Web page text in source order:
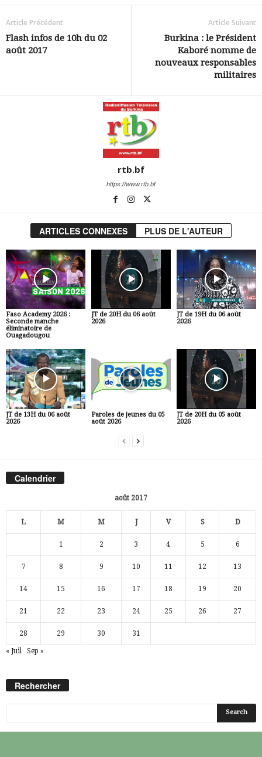
Article Précédent
Flash infos de 10h du 02
août 2017
Article Suivant
Burkina : le Président
Kaboré nomme de
nouveaux responsables
militaires
rtb.bf
https://www.rtb.bf
ARTICLES CONNEXES PLUS DE L'AUTEUR
Faso Academy 2026 :
Seconde manche
éliminatoire de
Ouagadougou
JT de 20H du 06 août
2026
JT de 19H du 06 août
2026
JT de 13H du 06 août
2026
Paroles de jeunes du 05
août 2026
JT de 20H du 05 août
2026
Calendrier
août 2017
L M M J V S D
1 2 3 4 5 6
7 8 9 10 11 12 13
14 15 16 17 18 19 20
21 22 23 24 25 26 27
28 29 30 31
« Juil Sep »
Rechercher